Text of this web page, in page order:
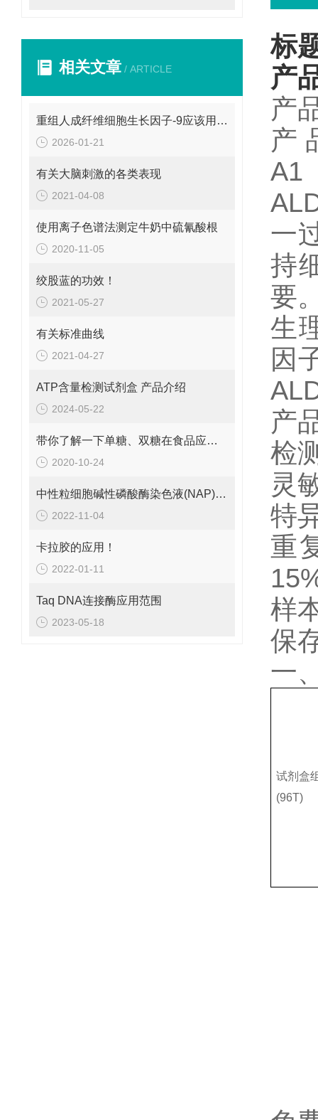
相关文章 / ARTICLE
重组人成纤维细胞生长因子-9应该用什么复溶呢？
2026-01-21
有关大脑刺激的各类表现
2021-04-08
使用离子色谱法测定牛奶中硫氰酸根
2020-11-05
绞股蓝的功效！
2021-05-27
有关标准曲线
2021-04-27
ATP含量检测试剂盒 产品介绍
2024-05-22
带你了解一下单糖、双糖在食品应用中化学性质
2020-10-24
中性粒细胞碱性磷酸酶染色液(NAP)采用原理
2022-11-04
卡拉胶的应用！
2022-01-11
Taq DNA连接酶应用范围
2023-05-18
标
产
产
产
A1
一
持
要
生
因
产
检
灵
特
重
样
保
一
试剂盒
(96T)